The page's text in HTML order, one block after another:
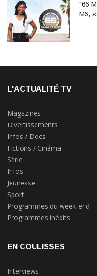
"66
M6,
L'ACTUALITÉ TV
Magazines
Divertissements
Infos / Docs
Fictions / Cinéma
Série
Infos
Jeunesse
Sport
Programmes du week-end
Programmes inédits
EN COULISSES
Interviews